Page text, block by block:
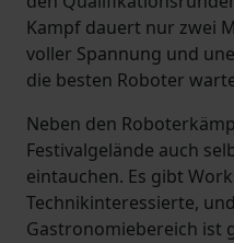
Kampf dauert nur zwei
voller Spannung und
die besten Roboter
Neben den
Festivalgelände auch
eintauchen. Es gibt
Technikinteressierte,
Gastronomiebereich ist